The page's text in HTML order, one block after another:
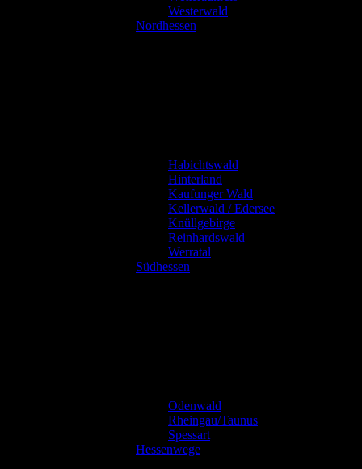
Westerwald
Nordhessen
Habichtswald
Hinterland
Kaufunger Wald
Kellerwald / Edersee
Knüllgebirge
Reinhardswald
Werratal
Südhessen
Odenwald
Rheingau/Taunus
Spessart
Hessenwege